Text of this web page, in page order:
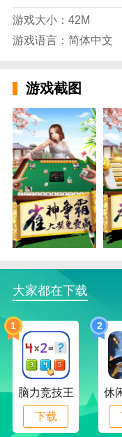
牌在游戏中比拚自
够级棋牌受欢迎的扑
人
线上棋牌竞技作战
8、魁拔联动 ——国
9、支持批量的下载
够级棋牌评价
1、平台会为各大玩
与有奖。
2、专业团队打造的
3、有机会赢取棋牌
乐趣，数万人同台
物品去选择使用和对
4、打造一个完全
裏拥有一个属于自
畅享更多欢乐，许
5、顾虑和忧愁一扫
游戏大小：42M
游戏语言：简体中文
游戏截图
大家都在下载
1
脑力竞技王
下载
2
休